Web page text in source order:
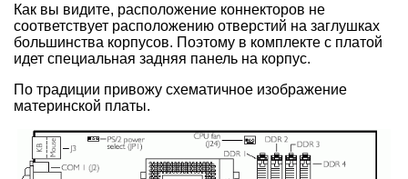
Как вы видите, расположение коннекторов не
соответствует расположению отверстий на заглушках
большинства корпусов. Поэтому в комплекте с платой
идет специальная задняя панель на корпус.
По традиции привожу схематичное изображение
материнской платы.